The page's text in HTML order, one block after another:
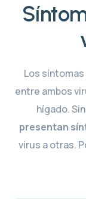
Los
entre ambos
hígado.
presentan
virus a otras.